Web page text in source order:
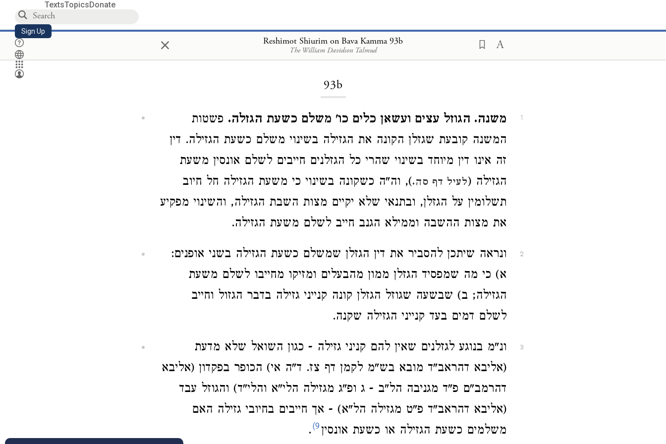
TextsTopicsDonate
Sign Up × Reshimot Shiurim on Bava Kamma 93b
The William Davidson Talmud
Loading...
93b
1 משנה. הגוזל עצים ועשאן כלים כו' משלם כשעת הגזלה. פשטות
המשנה קובעת שגזלן הקונה את הגזילה בשינוי משלם כשעת הגזילה. דין
זה אינו דין מיוחד בשינוי שהרי כל הגזלנים חייבים לשלם אונסין משעת
הגזילה (לעיל דף סה.), וה"ה כשקונה בשינוי כי משעת הגזילה חל חיוב
תשלומין על הגזלן, ובתנאי שלא יקיים מצות השבת הגזילה, והשינוי מפקיע
את מצות ההשבה וממילא הגנב חייב לשלם משעת הגזילה.
2
ונראה שיתכן להסביר את דין הגזלן שמשלם כשעת הגזילה בשני אופנים:
א) כי מה שמפסיד הגזלן ממון מהבעלים ומזיקו מחייבו לשלם משעת
הגזילה; ב) שבשעה שגוזל הגזלן קונה קנייני גזילה בדבר הגזול וחייב
לשלם דמים בעד קנייני הגזילה שקנה.
3
ונ"מ בנוגע לגזלנים שאין להם קניני גזילה - כגון השואל שלא מדעת
(אליבא דהראב"ד מובא בש"מ לקמן דף צז. ד"ה אי) הכופר בפקדון (אליבא
דהרמב"ם פ"ד מגניבה הל"ב - ג ופ"ג מגזילה הלי"א והלי"ד) והגוזל עבד
(אליבא דהראב"ד פ"ט מגזילה הל"א) - אך חייבים בחיובי גזילה האם
משלמים כשעת הגזילה או כשעת אונסין 9)
.